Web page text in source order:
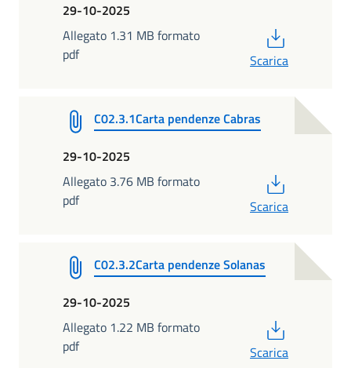
29-10-2025
Allegato 1.31 MB formato
pdf
Scarica
C02.3.1Carta pendenze Cabras
29-10-2025
Allegato 3.76 MB formato
pdf
Scarica
C02.3.2Carta pendenze Solanas
29-10-2025
Allegato 1.22 MB formato
pdf
Scarica